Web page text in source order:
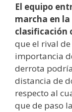
El equipo
marcha en
clasificación
que el rival de
importancia
derrota
distancia de
respecto al
que de paso